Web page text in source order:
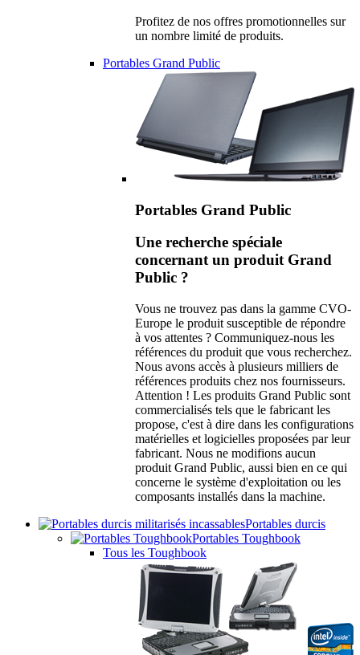
Profitez de nos offres promotionnelles sur
un nombre limité de produits.
Portables Grand Public
Portables Grand Public
Une recherche spéciale
concernant un produit Grand
Public ?
Vous ne trouvez pas dans la gamme CVO-
Europe le produit susceptible de répondre
à vos attentes ? Communiquez-nous les
références du produit que vous recherchez.
Nous avons accès à plusieurs milliers de
références produits chez nos fournisseurs.
Attention ! Les produits Grand Public sont
commercialisés tels que le fabricant les
propose, c'est à dire dans les configurations
matérielles et logicielles proposées par leur
fabricant. Nous ne modifions aucun
produit Grand Public, aussi bien en ce qui
concerne le système d'exploitation ou les
composants installés dans la machine.
Portables durcis
Portables Toughbook
Tous les Toughbook